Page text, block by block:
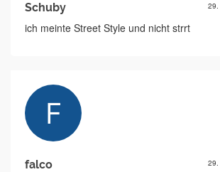
Schuby 29.
ich meinte Street Style und nicht strrt
falco 29.